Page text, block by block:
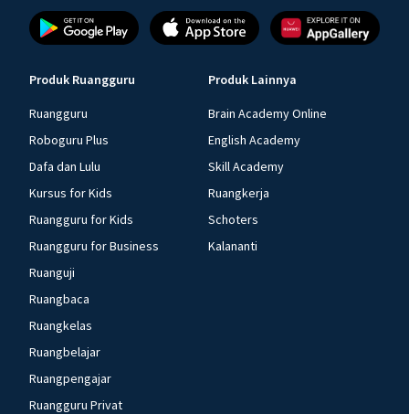
Produk Ruangguru
Ruangguru
Roboguru Plus
Dafa dan Lulu
Kursus for Kids
Ruangguru for Kids
Ruangguru for Business
Ruanguji
Ruangbaca
Ruangkelas
Ruangbelajar
Ruangpengajar
Ruangguru Privat
Produk Lainnya
Brain Academy Online
English Academy
Skill Academy
Ruangkerja
Schoters
Kalananti